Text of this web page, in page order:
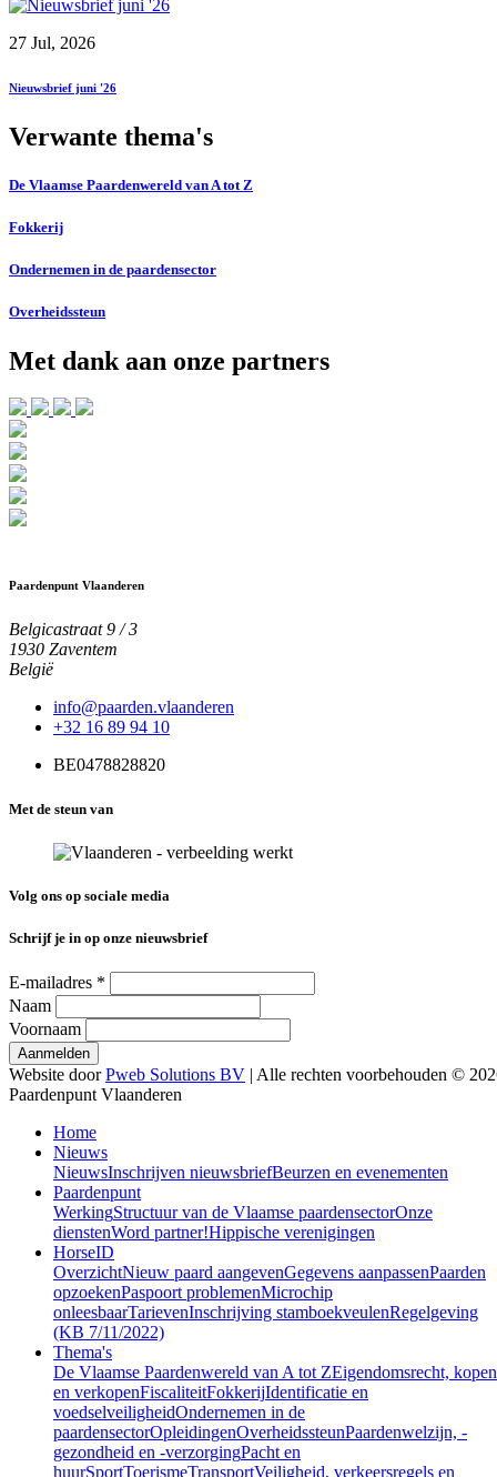
27 Jul, 2026
Nieuwsbrief juni '26
Verwante thema's
De Vlaamse Paardenwereld van A tot Z
Fokkerij
Ondernemen in de paardensector
Overheidssteun
Met dank aan onze partners
Paardenpunt Vlaanderen
Belgicastraat 9 / 3
1930 Zaventem
België
info@paarden.vlaanderen
+32 16 89 94 10
BE0478828820
Met de steun van
Volg ons op sociale media
Schrijf je in op onze nieuwsbrief
E-mailadres *
Naam
Voornaam
Website doorPweb Solutions BV | Alle rechten voorbehouden ©
Paardenpunt Vlaanderen
Home
Nieuws
NieuwsInschrijven nieuwsbriefBeurzen en evenementen
Paardenpunt
WerkingStructuur van de Vlaamse paardensectorOnze
dienstenWord partner!Hippische verenigingen
HorseID
OverzichtNieuw paard aangevenGegevens aanpassenPaarden
opzoekenPaspoort problemenMicrochip
onleesbaarTarievenInschrijving stamboekveulenRegelgeving
(KB 7/11/2022)
Thema's
De Vlaamse Paardenwereld van A tot ZEigendomsrecht, kopen
en verkopenFiscaliteitFokkerijIdentificatie en
voedselveiligheidOndernemen in de
paardensectorOpleidingenOverheidssteunPaardenwelzijn, -
gezondheid en -verzorgingPacht en
huurSportToerismeTransportVeiligheid, verkeersregels en